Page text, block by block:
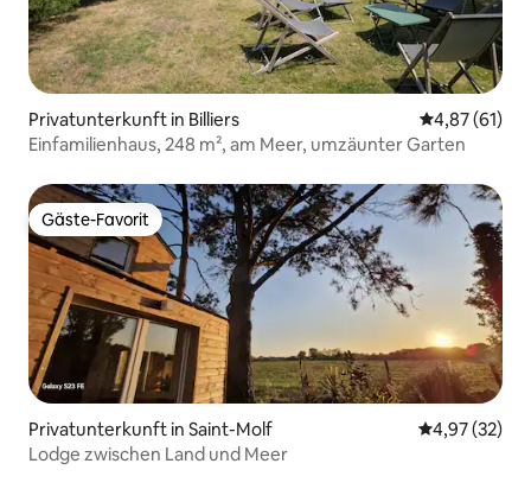
Privatunterkunft in Billiers
4,87 (61)
Einfamilienhaus, 248 m², am Meer, umzäunter Garten
Gäste-Favorit
Gäste-Favorit
Privatunterkunft in Saint-Molf
4,97 (32)
Lodge zwischen Land und Meer